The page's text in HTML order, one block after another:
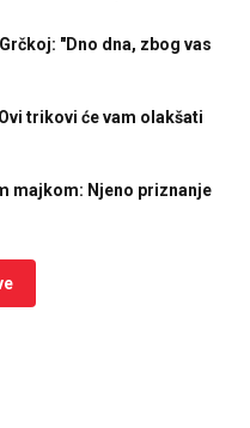
"Dno dna, zbog vas
trikovi će vam olakšati
majkom: Njeno priznanje